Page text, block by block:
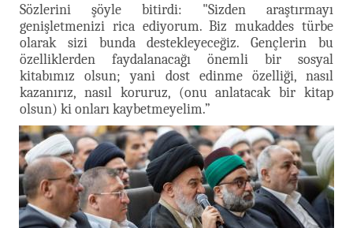
Sözlerini şöyle bitirdi: "Sizden araştırmayı
genişletmenizi rica ediyorum. Biz mukaddes türbe
olarak sizi bunda destekleyeceğiz. Gençlerin bu
özelliklerden faydalanacağı önemli bir sosyal
kitabımız olsun; yani dost edinme özelliği, nasıl
kazanırız, nasıl koruruz, (onu anlatacak bir kitap
olsun) ki onları kaybetmeyelim.”